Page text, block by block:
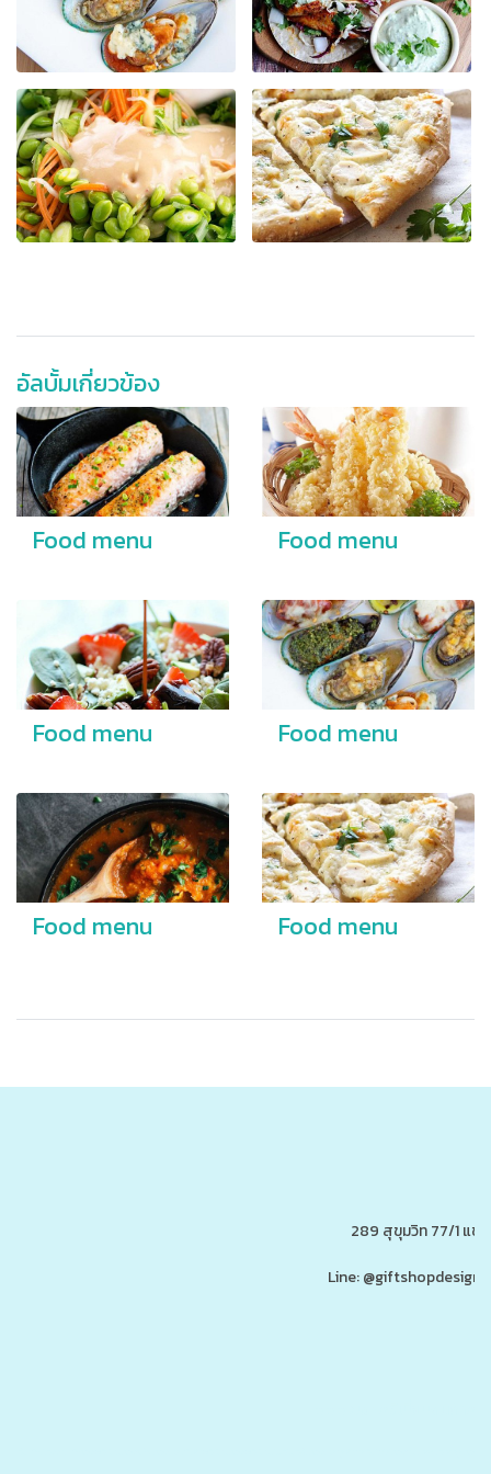
อัลบั้มเกี่ยวข้อง
Food menu Food menu
Food menu Food menu
Food menu Food menu
289 สุขุมวิท 77/1 แข
Line: